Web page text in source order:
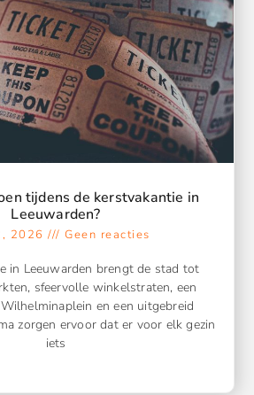
tijdens de kerstvakantie in
Leeuwarden?
2026 Geen reacties
in Leeuwarden brengt de stad tot
sfeervolle winkelstraten, een
en een uitgebreid
zorgen ervoor dat er voor elk gezin
iets